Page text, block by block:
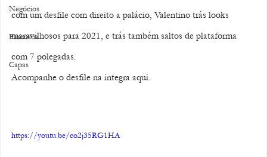
Negócios
Famosos
Capas
com um desfile com direito a palácio, Valentino trás looks
maravilhosos para 2021, e trás também saltos de plataforma
com 7 polegadas.
Acompanhe o desfile na integra aqui.
https://youtu.be/co2j35RG1HA